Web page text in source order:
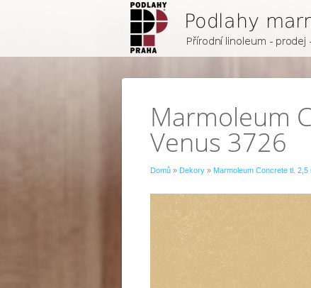
Marmoleum
Venus 3726
Domů » Dekory » Marmoleum Concrete tl. 2,5